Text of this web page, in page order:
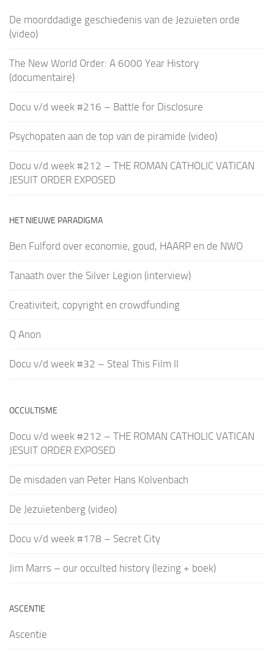
De moorddadige geschiedenis van de Jezuïeten orde
(video)
The New World Order: A 6000 Year History
(documentaire)
Docu v/d week #216 – Battle for Disclosure
Psychopaten aan de top van de piramide (video)
Docu v/d week #212 – THE ROMAN CATHOLIC VATICAN
JESUIT ORDER EXPOSED
HET NIEUWE PARADIGMA
Ben Fulford over economie, goud, HAARP en de NWO
Tanaath over the Silver Legion (interview)
Creativiteit, copyright en crowdfunding
Q Anon
Docu v/d week #32 – Steal This Film II
OCCULTISME
Docu v/d week #212 – THE ROMAN CATHOLIC VATICAN
JESUIT ORDER EXPOSED
De misdaden van Peter Hans Kolvenbach
De Jezuïetenberg (video)
Docu v/d week #178 – Secret City
Jim Marrs – our occulted history (lezing + boek)
ASCENTIE
Ascentie